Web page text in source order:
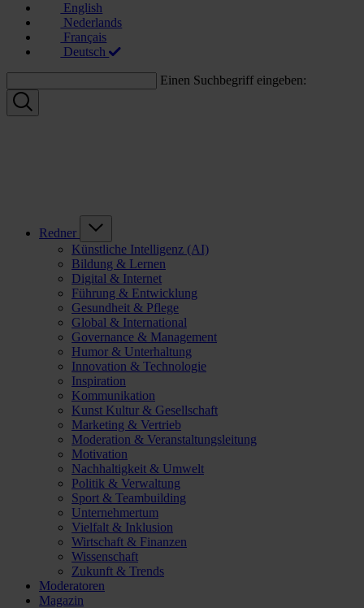
English
Nederlands
Français
Deutsch
Einen Suchbegriff eingeben:
Redner
Künstliche Intelligenz (AI)
Bildung & Lernen
Digital & Internet
Führung & Entwicklung
Gesundheit & Pflege
Global & International
Governance & Management
Humor & Unterhaltung
Innovation & Technologie
Inspiration
Kommunikation
Kunst Kultur & Gesellschaft
Marketing & Vertrieb
Moderation & Veranstaltungsleitung
Motivation
Nachhaltigkeit & Umwelt
Politik & Verwaltung
Sport & Teambuilding
Unternehmertum
Vielfalt & Inklusion
Wirtschaft & Finanzen
Wissenschaft
Zukunft & Trends
Moderatoren
Magazin